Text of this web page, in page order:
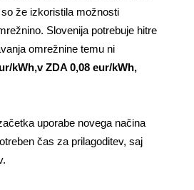
že izkoristila možnosti
Slovenija potrebuje hitre
omrežnine temu ni
kWh,v ZDA 0,08 eur/kWh,
uporabe novega načina
čas za prilagoditev, saj